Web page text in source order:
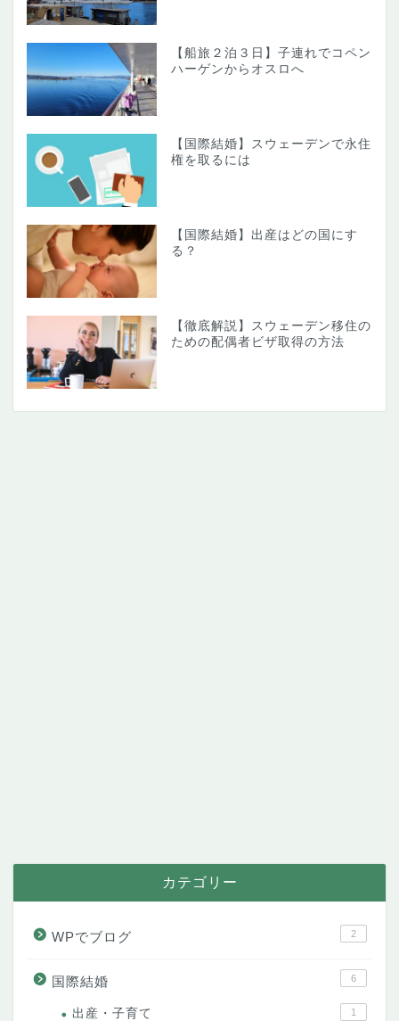
【船旅２泊３日】子連れでコペン
ハーゲンからオスロへ
【国際結婚】スウェーデンで永住
権を取るには
【国際結婚】出産はどの国にす
る？
【徹底解説】スウェーデン移住の
ための配偶者ビザ取得の方法
カテゴリー
WPでブログ 2
国際結婚 6
出産・子育て 1